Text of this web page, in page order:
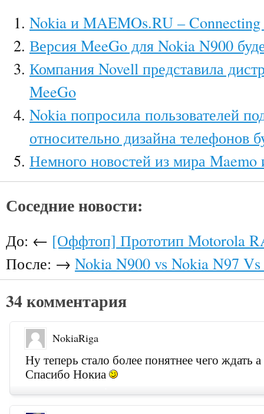
Nokia и MAEMOs.RU – Connecting
Версия MeeGo для Nokia N900
Компания Novell представила
MeeGo
Nokia попросила пользователей
относительно дизайна телефонов
Немного новостей из мира Maemo
Соседние новости:
До: ← [Оффтоп] Прототип Motorola
После: → Nokia N900 vs Nokia N97
34 комментария
NokiaRiga
Ну теперь стало более понятнее чего ждать
Спасибо Нокиа